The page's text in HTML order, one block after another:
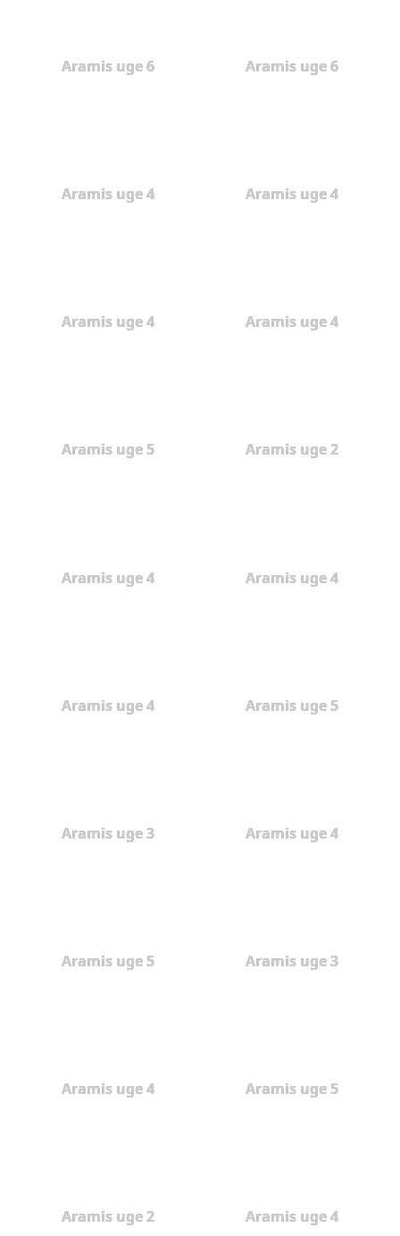
Aramis uge 6 Aramis uge 6
Aramis uge 4 Aramis uge 4
Aramis uge 4 Aramis uge 4
Aramis uge 5 Aramis uge 2
Aramis uge 4 Aramis uge 4
Aramis uge 4 Aramis uge 5
Aramis uge 3 Aramis uge 4
Aramis uge 5 Aramis uge 3
Aramis uge 4 Aramis uge 5
Aramis uge 2 Aramis uge 4